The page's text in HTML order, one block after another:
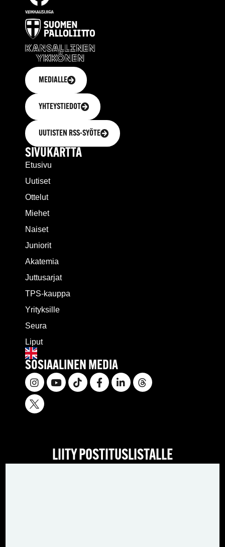
MEDIALLE
YHTEYSTIEDOT
UUTISTEN RSS-SYÖTE
SIVUKARTTA
Etusivu
Uutiset
Ottelut
Miehet
Naiset
Juniorit
Akatemia
Juttusarjat
TPS-kauppa
Yrityksille
Seura
Liput
SOSIAALINEN MEDIA
LIITY POSTITUSLISTALLE